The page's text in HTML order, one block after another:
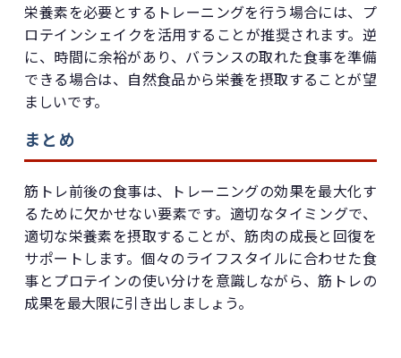
栄養素を必要とするトレーニングを行う場合には、プ
ロテインシェイクを活用することが推奨されます。逆
に、時間に余裕があり、バランスの取れた食事を準備
できる場合は、自然食品から栄養を摂取することが望
ましいです。
まとめ
筋トレ前後の食事は、トレーニングの効果を最大化す
るために欠かせない要素です。適切なタイミングで、
適切な栄養素を摂取することが、筋肉の成長と回復を
サポートします。個々のライフスタイルに合わせた食
事とプロテインの使い分けを意識しながら、筋トレの
成果を最大限に引き出しましょう。